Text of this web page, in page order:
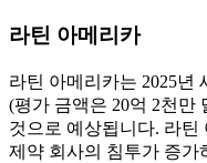
라틴 아메리카
라틴 아메리카는 2025년
(평가 금액은 20억 2천만
것으로 예상됩니다. 라틴
제약 회사의 침투가 증가